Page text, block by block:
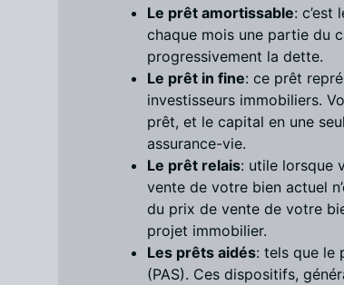
Le prêt amortissable: c’est
chaque mois une partie du
progressivement la dette.
Le prêt in fine: ce prêt
investisseurs immobiliers.
prêt, et le capital en une
assurance-vie.
Le prêt relais: utile lorsque
vente de votre bien actuel
du prix de vente de votre
projet immobilier.
Les prêts aidés: tels que le
(PAS). Ces dispositifs,